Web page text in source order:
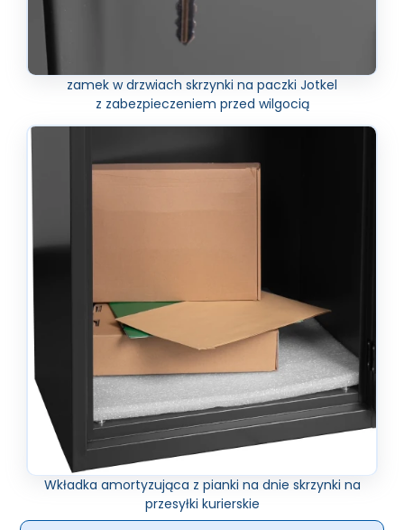
zamek w drzwiach skrzynki na paczki Jotkel
z zabezpieczeniem przed wilgocią
Wkładka amortyzująca z pianki na dnie skrzynki na
przesyłki kurierskie